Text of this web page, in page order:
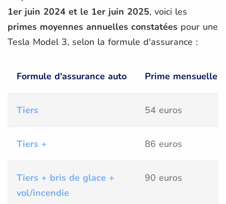
1er juin 2024 et le 1er juin 2025, voici les
primes moyennes annuelles constatées pour une
Tesla Model 3, selon la formule d'assurance :
Formule d'assurance auto Prime mensuelle
Tiers 54 euros
Tiers + 86 euros
Tiers + bris de glace +
vol/incendie
90 euros